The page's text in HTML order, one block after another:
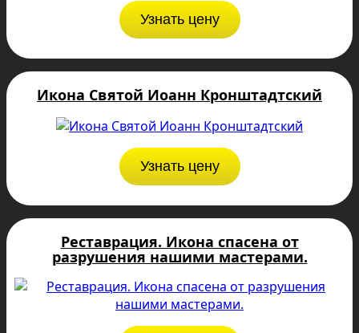
Узнать цену
Икона Святой Иоанн Кронштадтский
Узнать цену
Реставрация. Икона спасена от
разрушения нашими мастерами.